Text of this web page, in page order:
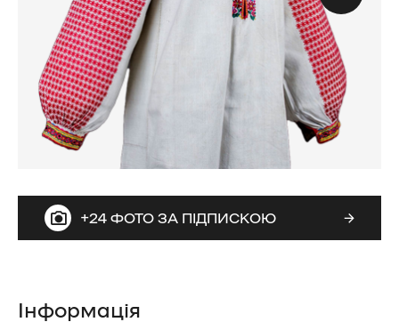
+24 ФОТО ЗА ПІДПИСКОЮ
Інформація